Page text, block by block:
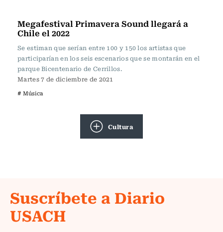
Megafestival Primavera Sound llegará a
Chile el 2022
Se estiman que serían entre 100 y 150 los artistas que
participarían en los seis escenarios que se montarán en el
parque Bicentenario de Cerrillos.
Martes 7 de diciembre de 2021
# Música
Cultura